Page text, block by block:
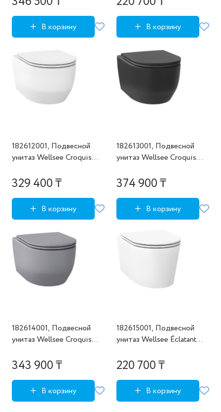
В корзину В корзину
182612001, Подвесной
унитаз Wellsee Croquis
182621000), цвет матовый
329 400 ₸
В корзину
182613001, Подвесной
унитаз Wellsee Croquis
182622000), цвет матовый
374 900 ₸
В корзину
182614001, Подвесной
унитаз Wellsee Croquis
182623000), цвет матовый
343 900 ₸
В корзину
182615001, Подвесной
унитаз Wellsee Éclatant
182620000), цвет
220 700 ₸
В корзину